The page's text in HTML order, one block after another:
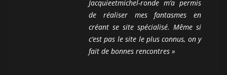
Jacquieetmichel-ronde m’a permis
de réaliser mes fantasmes en
créant se site spécialisé. Même si
c’est pas le site le plus connus, on y
fait de bonnes rencontres »